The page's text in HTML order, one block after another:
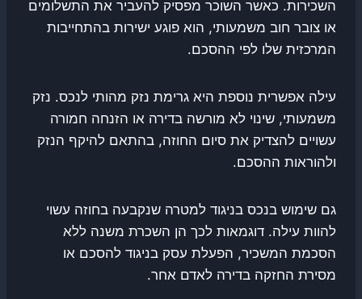
השכירות. כאשר השוכר מפסיק להעביר את התשלומים
או צובר חוב משמעותי, הוא פוגע ישירות בהתחייבות
המרכזית שלו לפי ההסכם.
עילה אפשרית נוספת היא גרימת נזק מהותי לנכס. נזק
משמעותי, שינוי לא מורשה בדירה או הזנחה חמורה
עשויים להצדיק את סיום החוזה, בהתאם להיקף הנזק
ולהוראות ההסכם.
גם שימוש בנכס בניגוד למטרה שנקבעה בחוזה עשוי
להוות עילה. דוגמאות לכך הן השכרת משנה ללא
הסכמת המשכיר, הפעלת עסק בניגוד להסכם או
מסירת החזקה בדירה לאדם אחר.